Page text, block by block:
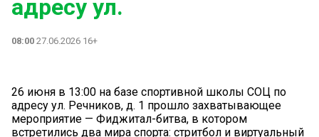
адресу ул.
08:00 27.06.2026 16+
26 июня в 13:00 на базе спортивной школы СОЦ по
адресу ул. Речников, д. 1 прошло захватывающее
мероприятие — Фиджитал-битва, в котором
встретились два мира спорта: стритбол и виртуальный